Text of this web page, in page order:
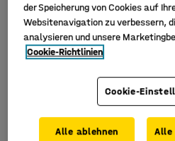
der Speicherung von Cookies auf
Websitenavigation zu verbessern,
analysieren und unsere
Cookie-Richtlinien
Cookie-
Alle ablehnen Alle